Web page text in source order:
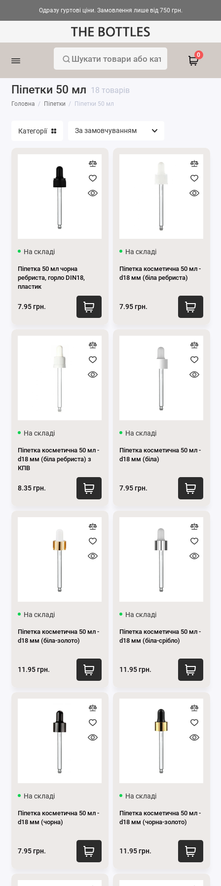
Одразу гуртові ціни. Замовлення лише від 750 грн.
0
Піпетки 50 мл 18 товарів
Головна Піпетки Піпетки 50 мл
Кільця для піпеток з різбою
Піпетки 15 мл
Піпетки 30 мл
Показати все
Категорії
На складі
Піпетка 50 мл чорна
ребриста, горло DIN18,
пластик
7.95 грн.
На складі
Піпетка косметична 50 мл -
d18 мм (біла ребриста)
7.95 грн.
На складі
Піпетка косметична 50 мл -
d18 мм (біла ребриста) з
КПВ
8.35 грн.
На складі
Піпетка косметична 50 мл -
d18 мм (біла)
7.95 грн.
На складі
Піпетка косметична 50 мл -
d18 мм (біла-золото)
11.95 грн.
На складі
Піпетка косметична 50 мл -
d18 мм (біла-срібло)
11.95 грн.
На складі
Піпетка косметична 50 мл -
d18 мм (чорна)
7.95 грн.
На складі
Піпетка косметична 50 мл -
d18 мм (чорна-золото)
11.95 грн.